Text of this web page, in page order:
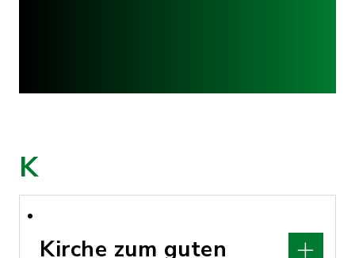
K
Kirche zum guten